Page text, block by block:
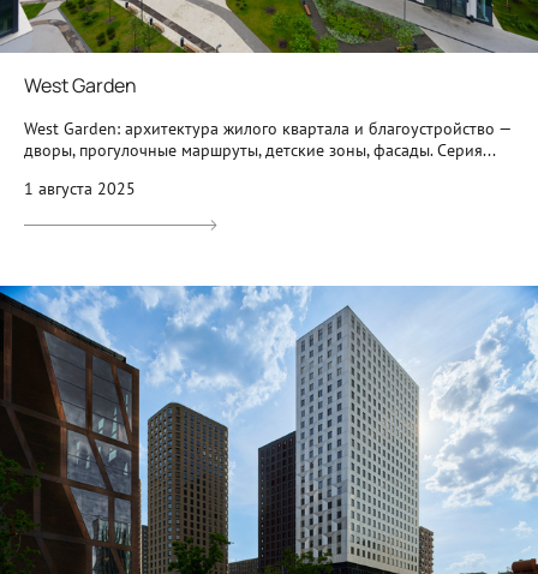
West Garden
West Garden: архитектура жилого квартала и благоустройство —
дворы, прогулочные маршруты, детские зоны, фасады. Серия...
1 августа 2025